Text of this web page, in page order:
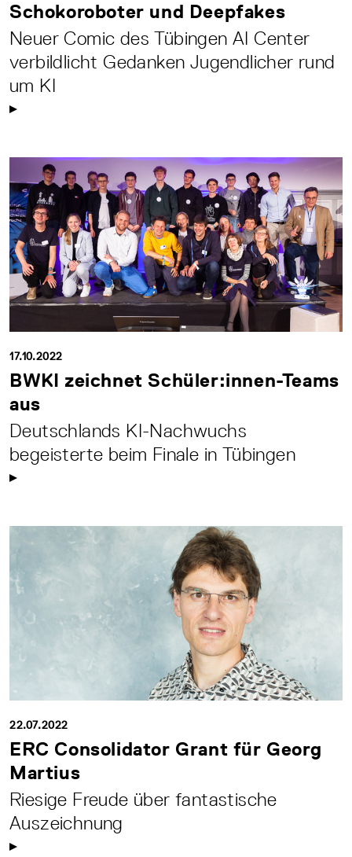
Schokoroboter und Deepfakes
Neuer Comic des Tübingen AI Center
verbildlicht Gedanken Jugendlicher rund
um KI
17.10.2022
BWKI zeichnet Schüler:innen-Teams
aus
Deutschlands KI-Nachwuchs
begeisterte beim Finale in Tübingen
22.07.2022
ERC Consolidator Grant für Georg
Martius
Riesige Freude über fantastische
Auszeichnung